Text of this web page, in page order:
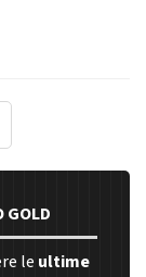
GOLD
le ultime